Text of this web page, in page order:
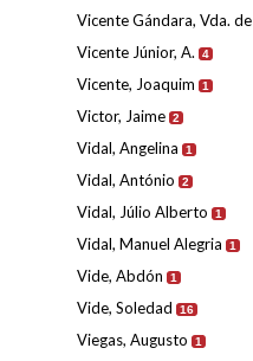
Vicente Gándara, Vda. de
Vicente Júnior, A. 4
Vicente, Joaquim 1
Victor, Jaime 2
Vidal, Angelina 1
Vidal, António 2
Vidal, Júlio Alberto 1
Vidal, Manuel Alegria 1
Vide, Abdón 1
Vide, Soledad 16
Viegas, Augusto 1